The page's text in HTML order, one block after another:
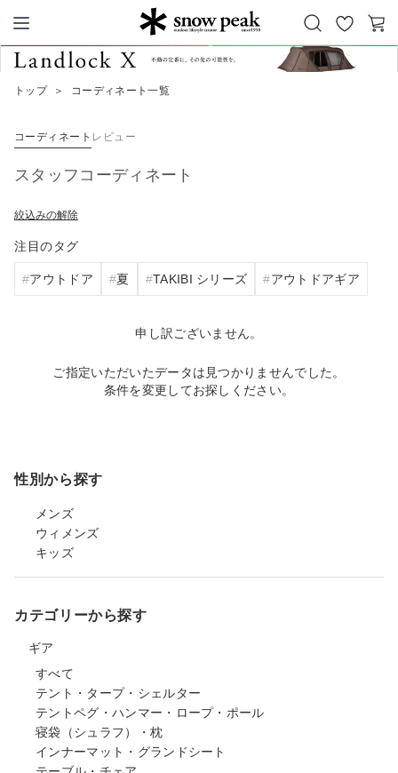
Snow Peak
お
気
カ
トップ ＞ コーディネート一覧
コーディネート レビュー
スタッフコーディネート
絞込みの解除
注目のタグ
アウトドア 夏 TAKIBI シリーズ アウトドアギア
申し訳ございません。
ご指定いただいたデータは見つかりませんでした。
条件を変更してお探しください。
性別から探す
メンズ
ウィメンズ
キッズ
カテゴリーから探す
ギア
すべて
テント・タープ・シェルター
テントペグ・ハンマー・ロープ・ポール
寝袋（シュラフ）・枕
インナーマット・グランドシート